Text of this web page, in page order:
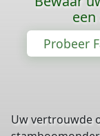
Probeer
Uw vertrouwde